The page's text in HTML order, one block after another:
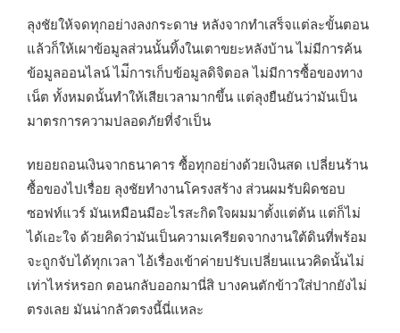
ลุงชัยให้จดทุกอย่างลงกระดาษ หลังจากทำเสร็จแต่ละขั้นตอน
แล้วก็ให้เผาข้อมูลส่วนนั้นทิ้งในเตาขยะหลังบ้าน ไม่มีการค้น
ข้อมูลออนไลน์ ไม่ีการเก็บข้อมูลดิจิตอล ไม่มีการซื้อของทาง
เน็ต ทั้งหมดนั้นทำให้เสียเวลามากขึ้น แต่ลุงยืนยันว่ามันเป็น
มาตรการความปลอดภัยที่จำเป็น
ทยอยถอนเงินจากธนาคาร ซื้อทุกอย่างด้วยเงินสด เปลี่ยนร้าน
ซื้อของไปเรื่อย ลุงชัยทำงานโครงสร้าง ส่วนผมรับผิดชอบ
ซอฟท์แวร์ มันเหมือนมีอะไรสะกิดใจผมมาตั้งแต่ต้น แต่ก็ไม่
ได้เอะใจ ด้วยคิดว่ามันเป็นความเครียดจากงานใต้ดินที่พร้อม
จะถูกจับได้ทุกเวลา ไอ้เรื่องเข้าค่ายปรับเปลี่ยนแนวคิดนั้นไม่
เท่าไหร่หรอก ตอนกลับออกมานี่สิ บางคนตักข้าวใส่ปากยังไม่
ตรงเลย มันน่ากลัวตรงนี้นี่แหละ